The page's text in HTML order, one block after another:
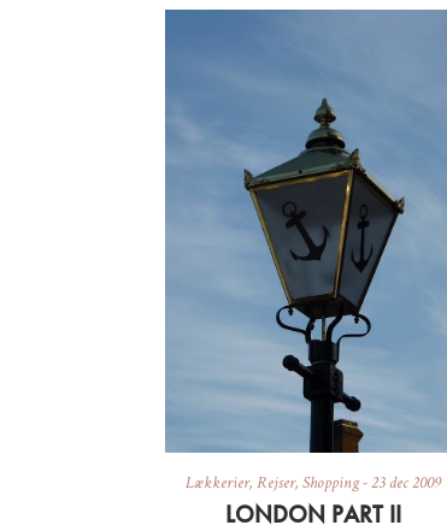
Lækkerier, Rejser, Shopping-23 dec 2009
LONDON PART II